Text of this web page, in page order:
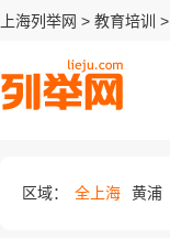
上海列举网 > 教育培训 >
区域： 全上海 黄浦